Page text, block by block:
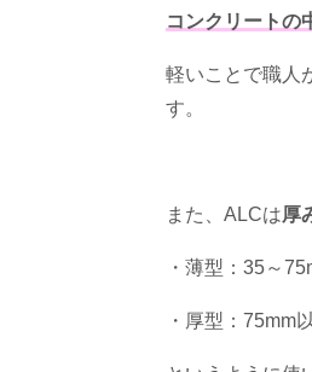
コンクリートの
軽いことで職人
す。
また、 ALCは厚
・薄型： 35～
・厚型： 75mm